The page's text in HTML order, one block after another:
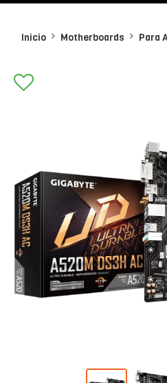
Inicio Motherboards Para